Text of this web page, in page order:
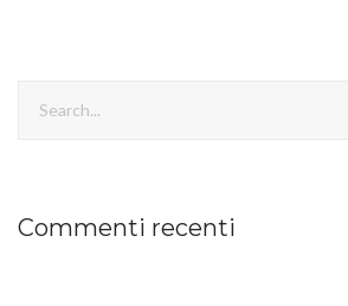
Commenti recenti